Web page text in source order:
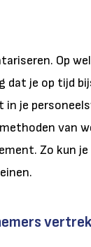
Op
dat je op tijd
je
van
Zo kun